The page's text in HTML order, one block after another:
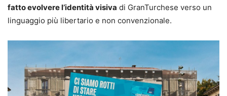
fatto evolvere l’identità visiva di GranTurchese verso un
linguaggio più libertario e non convenzionale.